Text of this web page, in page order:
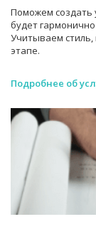
Поможем создать
будет
Учитываем
этапе.
Подробнее об